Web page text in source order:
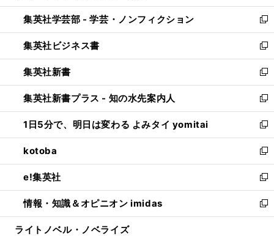
開
く
ウ
で
開
く
ン
ド
ウ
で
開
く
ウ
ィ
ン
ド
ウ
で
開
く
集英社学芸部 - 学芸・ノンフィクション
新
し
い
ウ
ィ
ン
ド
ウ
で
開
く
集英社ビジネス書
新
し
い
ウ
ィ
ン
ド
ウ
で
開
く
集英社新書
新
し
い
ウ
ィ
ン
ド
ウ
で
開
く
集英社新書プラス - 知の水先案内人
新
し
い
ウ
ィ
ン
ド
ウ
で
開
1日5分で、明日は変わる よみタイ yomitai
新
し
い
ウ
ィ
ン
ド
ウ
kotoba
新
し
い
ウ
ィ
ン
e!集英社
新
し
い
ウ
情報・知識＆オピニオン imidas
新
し
ライトノベル・ノベライズ